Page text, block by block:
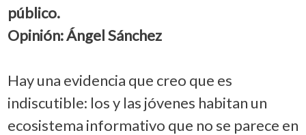
público.
Opinión: Ángel Sánchez
Hay una evidencia que creo que es
indiscutible: los y las jóvenes habitan un
ecosistema informativo que no se parece en